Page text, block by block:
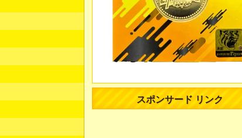
スポンサード リンク